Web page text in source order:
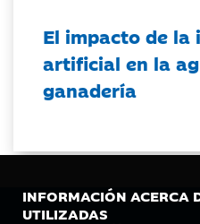
INFORMACIÓN ACERCA
UTILIZADAS
El impacto de la
artificial en la
ganadería